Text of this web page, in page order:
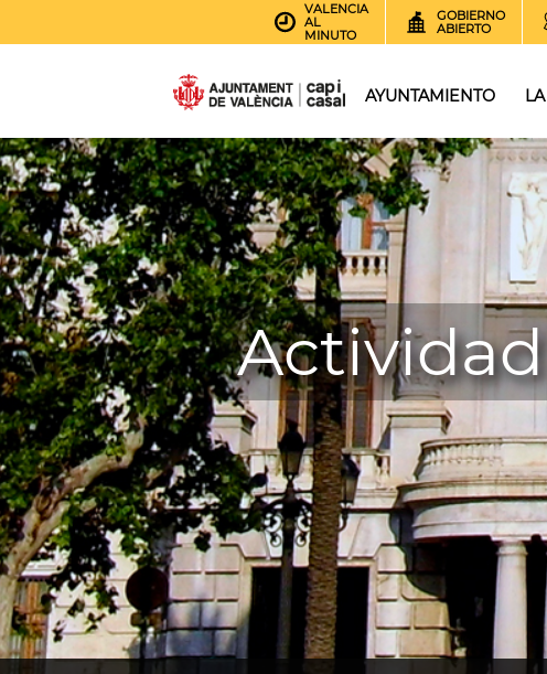
VALENCIA
AL
MINUTO
GOBIERNO
ABIERTO
AYUNTAMIENTO